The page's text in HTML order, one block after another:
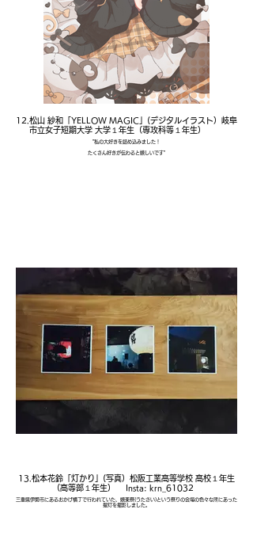
12.松山 紗和「YELLOW MAGIC」(デジタルイラスト）岐阜
市立女子短期大学 大学１年生（専攻科等１年生）
"私の大好きを詰め込みました！
たくさん好きが伝わると嬉しいです"
13.松本花鈴「灯かり」(写真）松阪工業高等学校 高校１年生
（高等部１年生） Insta: krn_61032
三重県伊勢市にあるおかげ横丁で行われていた、嬉楽祭(うたさい)という祭りの会場の色々な所にあった
提灯を撮影しました。